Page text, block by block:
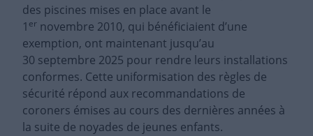
des piscines mises en place avant le
1 er novembre 2010, qui bénéficiaient d’une
exemption, ont maintenant jusqu’au
30 septembre 2025 pour rendre leurs installations
conformes. Cette uniformisation des règles de
sécurité répond aux recommandations de
coroners émises au cours des dernières années à
la suite de noyades de jeunes enfants.